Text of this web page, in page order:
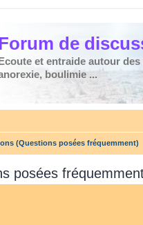
de
et entraide autour
boulimie ...
(Questions posées fréquemment)
posées